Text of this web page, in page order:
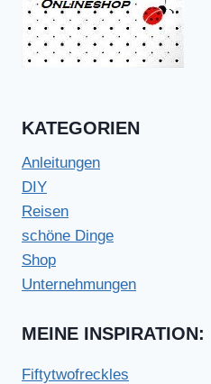
KATEGORIEN
Anleitungen
DIY
Reisen
schöne Dinge
Shop
Unternehmungen
MEINE INSPIRATION:
Fiftytwofreckles